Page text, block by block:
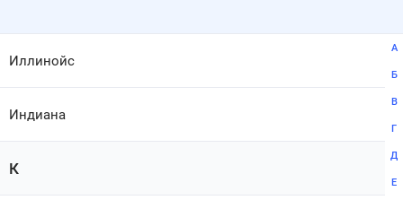
А
Б
В
Г
Д
Е
Иллинойс
Индиана
К